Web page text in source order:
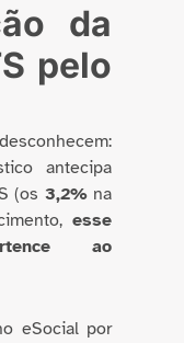
da
pelo
antecipa
(os 3,2%na
esse
ao
eSocial por